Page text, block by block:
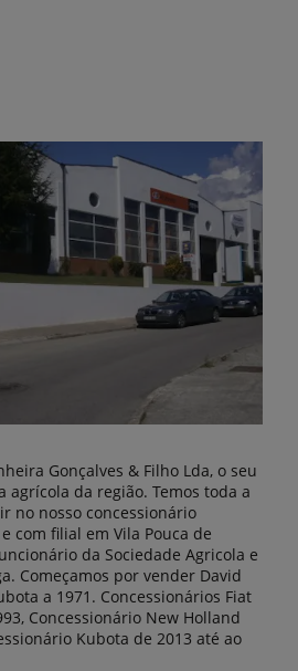
Gonçalves & Filho Lda, o seu
agrícola da região. Temos toda a
no nosso concessionário
com filial em Vila Pouca de
da Sociedade Agricola e
Começamos por vender David
a 1971. Concessionários Fiat
Concessionário New Holland
Kubota de 2013 até ao